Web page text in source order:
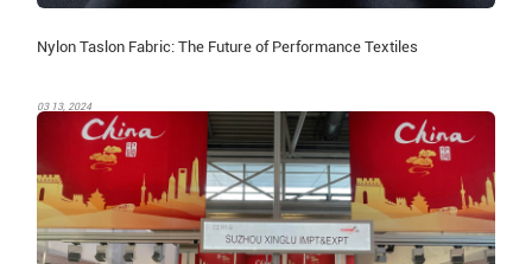
Nylon Taslon Fabric: The Future of Performance Textiles
03 13, 2024